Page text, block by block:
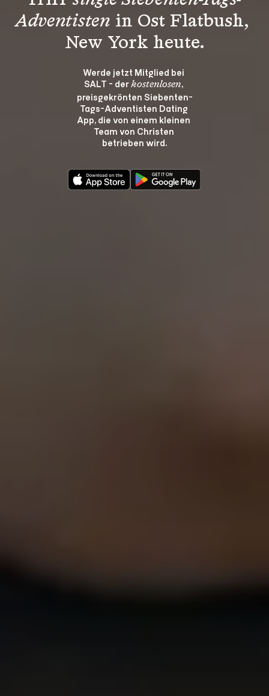
Adventisten in Ost Flatbush,
New York heute.
Werde jetzt Mitglied bei
SALT - der kostenlosen,
preisgekrönten Siebenten-
Tags-Adventisten Dating
App, die von einem kleinen
Team von Christen
betrieben wird.